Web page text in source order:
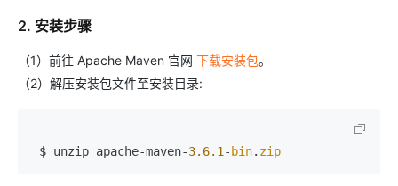
2. 安装步骤
（1）前往 Apache Maven 官网 下载安装包。
（2）解压安装包文件至安装目录:
$ unzip apache-maven-3.6.1 - bin. zip